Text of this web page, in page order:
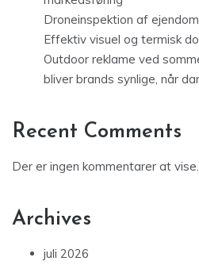
Droneinspektion af
Effektiv visuel og termisk
Outdoor reklame ved
bliver brands synlige, når
Recent Comments
Der er ingen kommentarer at vise.
Archives
juli 2026